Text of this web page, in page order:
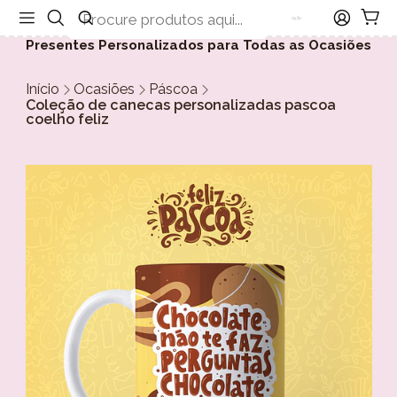
Presentes Personalizados para Todas as Ocasiões
Início Ocasiões
Páscoa
Coleção de canecas personalizadas pascoa
coelho feliz